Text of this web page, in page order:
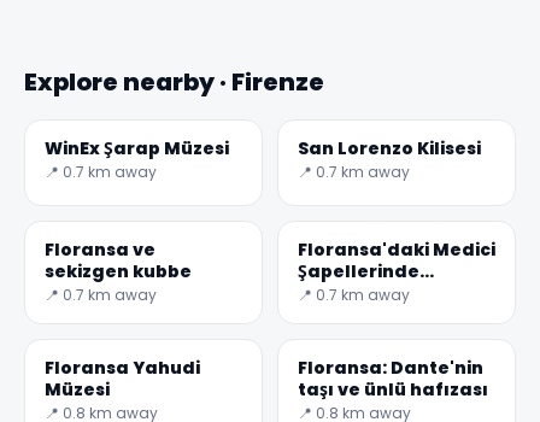
Explore nearby · Firenze
WinEx Şarap Müzesi
📍 0.7 km away
San Lorenzo Kilisesi
📍 0.7 km away
Floransa ve
sekizgen kubbe
📍 0.7 km away
Floransa'daki Medici
Şapellerinde
Michelangelo
📍 0.7 km away
Floransa Yahudi
Müzesi
📍 0.8 km away
Floransa: Dante'nin
taşı ve ünlü hafızası
📍 0.8 km away